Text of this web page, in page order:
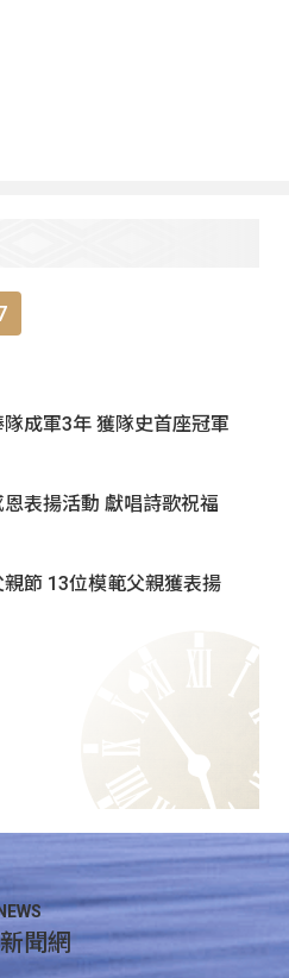
成軍3年 獲隊史首座冠軍
表揚活動 獻唱詩歌祝福
節 13位模範父親獲表揚
聞網